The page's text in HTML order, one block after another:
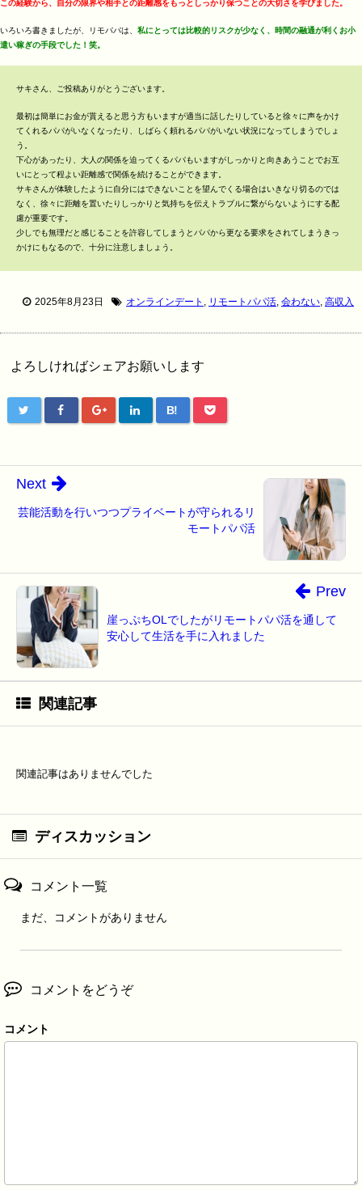
この経験から、自分の限界や相手との距離感をもっとしっかり保つことの大切さを学びました。
いろいろ書きましたが、リモパパは、 私にとっては比較的リスクが少なく、時間の融通が利くお小
遣い稼ぎの手段でした！笑。
サキさん、ご投稿ありがとうございます。
最初は簡単にお金が貰えると思う方もいますが適当に話したりしていると徐々に声をかけ
てくれるパパがいなくなったり、しばらく頼れるパパがいない状況になってしまうでしょ
う。
下心があったり、大人の関係を迫ってくるパパもいますがしっかりと向きあうことでお互
いにとって程よい距離感で関係を続けることができます。
サキさんが体験したように自分にはできないことを望んでくる場合はいきなり切るのでは
なく、徐々に距離を置いたりしっかりと気持ちを伝えトラブルに繋がらないようにする配
慮が重要です。
少しでも無理だと感じることを許容してしまうとパパから更なる要求をされてしまうきっ
かけにもなるので、十分に注意しましょう。
2025年8月23日 オンラインデート , リモートパパ活, 会わない, 高収入
よろしければシェアお願いします
B!
芸能活動を行いつつプライベートが守られるリ
モートパパ活
Next
崖っぷちOLでしたがリモートパパ活を通して
安心して生活を手に入れました
Prev
関連記事
関連記事はありませんでした
ディスカッション
コメント一覧
まだ、コメントがありません
コメントをどうぞ
コメント